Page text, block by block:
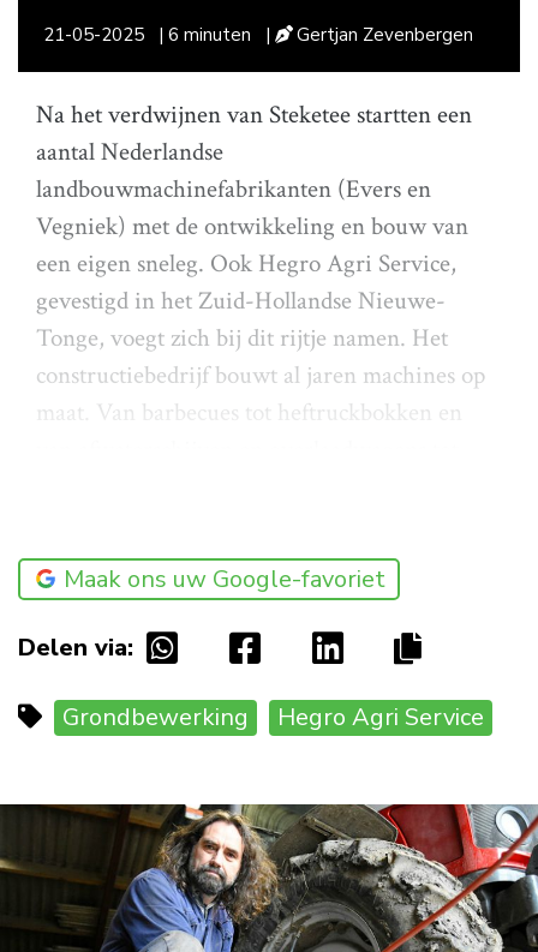
21-05-2025 | 6 minuten | Gertjan Zevenbergen
Na het verdwijnen van Steketee startten een
aantal Nederlandse
landbouwmachinefabrikanten (Evers en
Vegniek) met de ontwikkeling en bouw van
een eigen sneleg. Ook Hegro Agri Service,
gevestigd in het Zuid-Hollandse Nieuwe-
Tonge, voegt zich bij dit rijtje namen. Het
constructiebedrijf bouwt al jaren machines op
maat. Van barbecues tot heftruckbokken en
Maak ons uw Google-favoriet
Delen via:
Grondbewerking Hegro Agri Service